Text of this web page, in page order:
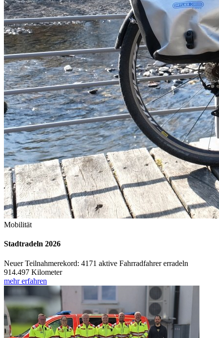
Mobilität
Stadtradeln 2026
Neuer Teilnahmerekord: 4171 aktive Fahrradfahrer erradeln
914.497 Kilometer
mehr erfahren